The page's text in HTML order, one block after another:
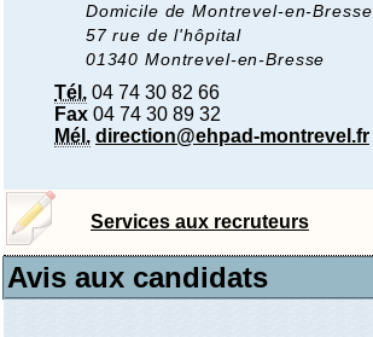
Domicile de Montrevel-en-Bresse
57 rue de l'hôpital
01340 Montrevel-en-Bresse
Tél. 04 74 30 82 66
Fax 04 74 30 89 32
Mél. direction@ehpad-montrevel.fr
Services aux recruteurs
Avis aux candidats